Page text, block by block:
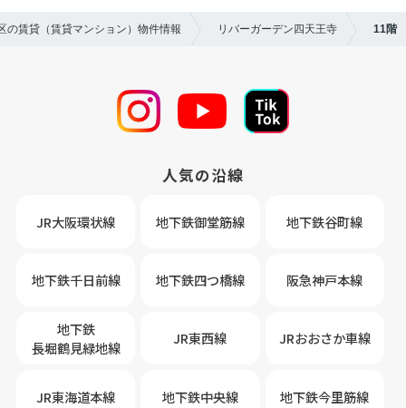
の賃貸（賃貸マンション）物件情報 リバーガーデン四天王寺 11階
人気の沿線
JR大阪環状線 地下鉄御堂筋線 地下鉄谷町線
地下鉄千日前線 地下鉄四つ橋線 阪急神戸本線
地下鉄
長堀鶴見緑地線
JR東西線 JRおおさか車線
JR東海道本線 地下鉄中央線 地下鉄今里筋線